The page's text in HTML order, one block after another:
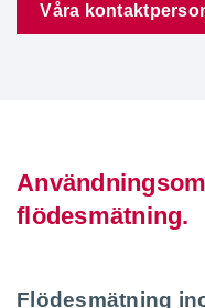
Våra
flödesmätning.
Flödesmätning